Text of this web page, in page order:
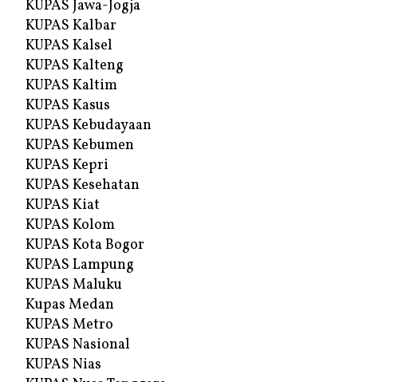
KUPAS Jawa-Jogja
KUPAS Kalbar
KUPAS Kalsel
KUPAS Kalteng
KUPAS Kaltim
KUPAS Kasus
KUPAS Kebudayaan
KUPAS Kebumen
KUPAS Kepri
KUPAS Kesehatan
KUPAS Kiat
KUPAS Kolom
KUPAS Kota Bogor
KUPAS Lampung
KUPAS Maluku
Kupas Medan
KUPAS Metro
KUPAS Nasional
KUPAS Nias